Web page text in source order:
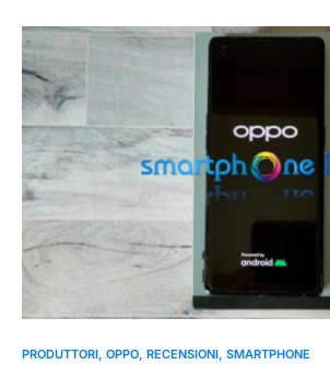
0
PRODUTTORI OPPO RECENSIONI SMARTPHONE